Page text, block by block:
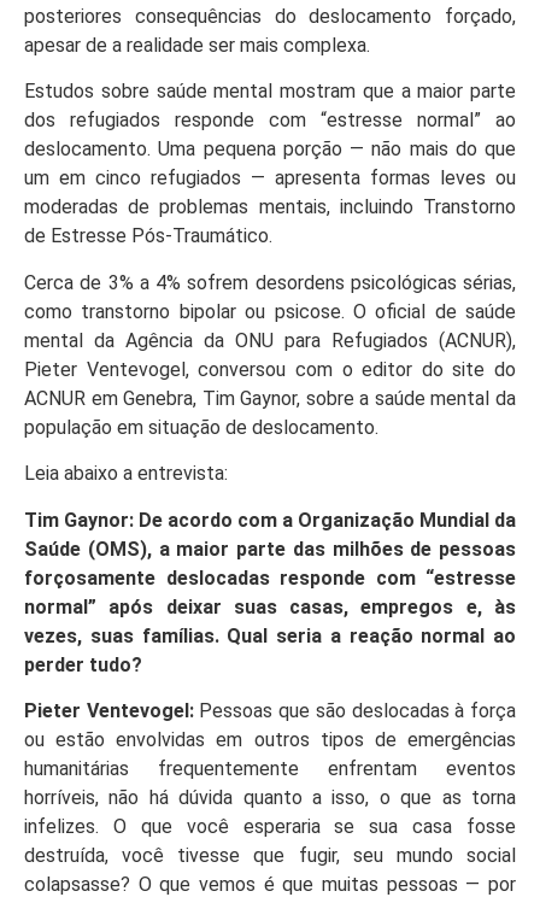
posteriores consequências do deslocamento forçado,
apesar de a realidade ser mais complexa.
Estudos sobre saúde mental mostram que a maior parte
dos refugiados responde com “estresse normal” ao
deslocamento. Uma pequena porção — não mais do que
um em cinco refugiados — apresenta formas leves ou
moderadas de problemas mentais, incluindo Transtorno
de Estresse Pós-Traumático.
Cerca de 3% a 4% sofrem desordens psicológicas sérias,
como transtorno bipolar ou psicose. O oficial de saúde
mental da Agência da ONU para Refugiados (ACNUR),
Pieter Ventevogel, conversou com o editor do site do
ACNUR em Genebra, Tim Gaynor, sobre a saúde mental da
população em situação de deslocamento.
Leia abaixo a entrevista:
Tim Gaynor: De acordo com a Organização Mundial da
Saúde (OMS), a maior parte das milhões de pessoas
forçosamente deslocadas responde com “estresse
normal” após deixar suas casas, empregos e, às
vezes, suas famílias. Qual seria a reação normal ao
perder tudo?
Pieter Ventevogel:Pessoas que são deslocadas à força
ou estão envolvidas em outros tipos de emergências
humanitárias frequentemente enfrentam eventos
horríveis, não há dúvida quanto a isso, o que as torna
infelizes. O que você esperaria se sua casa fosse
destruída, você tivesse que fugir, seu mundo social
colapsasse? O que vemos é que muitas pessoas — por